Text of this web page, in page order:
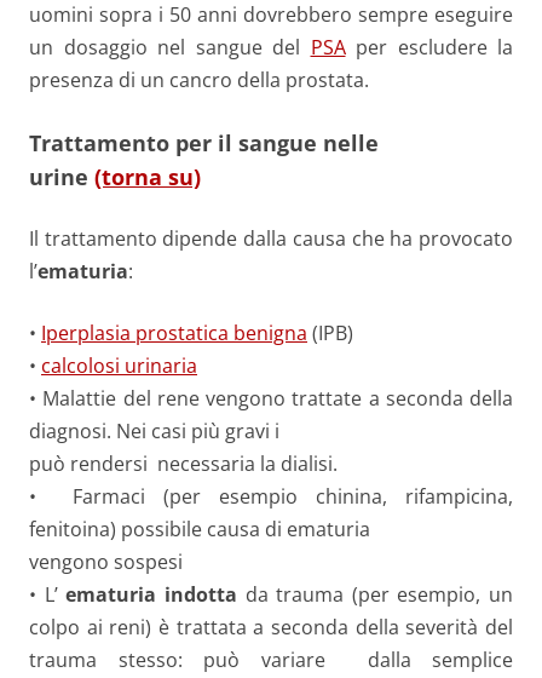
uomini sopra i 50 anni dovrebbero sempre eseguire
un dosaggio nel sangue del PSAper escludere la
presenza di un cancro della prostata.
Trattamento per il sangue nelle
urine (torna su)
Il trattamento dipende dalla causa che ha provocato
l’ematuria:
• Iperplasia prostatica benigna (IPB)
• calcolosi urinaria
• Malattie del rene vengono trattate a seconda della
diagnosi. Nei casi più gravi i
può rendersi necessaria la dialisi.
• Farmaci (per esempio chinina, rifampicina,
fenitoina) possibile causa di ematuria
vengono sospesi
• L’ematuria indotta da trauma (per esempio, un
colpo ai reni) è trattata a seconda della severità del
trauma stesso: può variare dalla semplice